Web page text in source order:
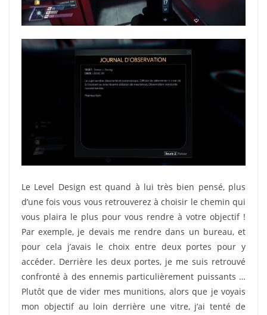
Le Level Design est quand à lui très bien pensé, plus
d’une fois vous vous retrouverez à choisir le chemin qui
vous plaira le plus pour vous rendre à votre objectif !
Par exemple, je devais me rendre dans un bureau, et
pour cela j’avais le choix entre deux portes pour y
accéder. Derrière les deux portes, je me suis retrouvé
confronté à des ennemis particulièrement puissants …
Plutôt que de vider mes munitions, alors que je voyais
mon objectif au loin derrière une vitre, j’ai tenté de